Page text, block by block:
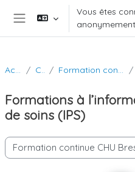
Passer au contenu principal
Panneau latéral
Vous êtes
anonymement
Accueil Cours Formation continue CHU Brest
Formations à
de soins (IPS)
Catégories de cours